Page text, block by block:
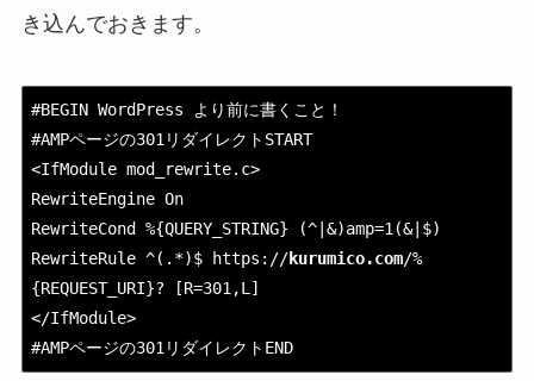
き込んでおきます。
#BEGIN WordPress より前に書くこと！
#AMPページの301リダイレクトSTART
<IfModule mod_rewrite.c>
RewriteEngine On
RewriteCond %{QUERY_STRING} (^|&)amp=1(&|$)
RewriteRule ^(.*)$ https://kurumico.com/%
{REQUEST_URI}? [R=301,L]
</IfModule>
#AMPページの301リダイレクトEND